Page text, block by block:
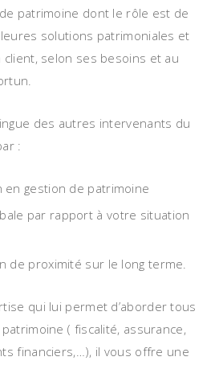
patrimoine dont le rôle est de
solutions patrimoniales et
selon ses besoins et au
des autres intervenants du
:
en gestion de patrimoine
par rapport à votre situation
de proximité sur le long terme.
qui lui permet d’aborder tous
( fiscalité, assurance,
financiers,…), il vous offre une